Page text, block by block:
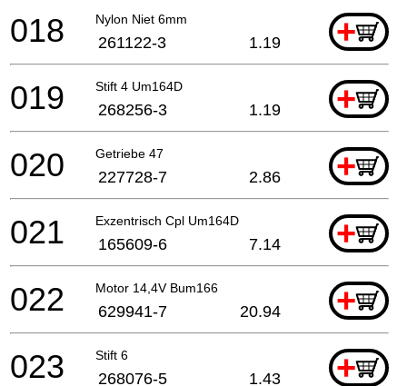
Nylon Niet 6mm +
018 261122-3 1.19
Stift 4 Um164D +
019 268256-3 1.19
Getriebe 47 +
020 227728-7 2.86
Exzentrisch Cpl Um164D +
021 165609-6 7.14
Motor 14,4V Bum166 +
022 629941-7 20.94
Stift 6 +
023 268076-5 1.43